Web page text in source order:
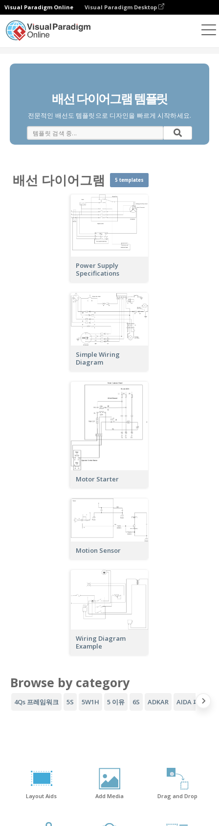
Visual Paradigm Online Visual Paradigm Desktop
배선 다이어그램 템플릿
전문적인 배선도 템플릿으로 디자인을 빠르게 시작하세요.
배선 다이어그램 5 templates
Power Supply
Specifications
Simple Wiring
Diagram
Motor Starter
Motion Sensor
Wiring Diagram
Example
Browse by category
4Qs 프레임워크 5S 5W1H 5 이유 6S ADKAR AIDA 퍼널
Layout Aids Add Media Drag and Drop